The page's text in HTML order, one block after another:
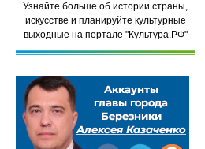
Узнайте больше об истории страны,
искусстве и планируйте культурные
выходные на портале "Культура.РФ"